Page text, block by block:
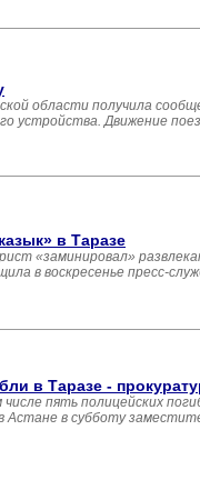
области получила
устройства. Движение
в Таразе
«заминировал»
в воскресенье пресс-
в Таразе -
пять полицейских
в субботу